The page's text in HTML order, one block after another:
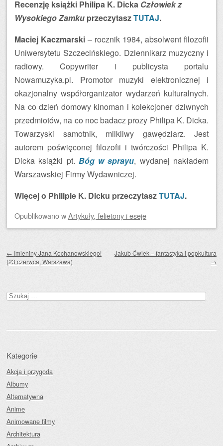
Recenzję książki Philipa K. Dicka Człowiek z
Wysokiego Zamku przeczytaszTUTAJ.
Maciej Kaczmarski – rocznik 1984, absolwent filozofii
Uniwersytetu Szczecińskiego. Dziennikarz muzyczny i
radiowy. Copywriter i publicysta portalu
Nowamuzyka.pl. Promotor muzyki elektronicznej i
okazjonalny współorganizator wydarzeń kulturalnych.
Na co dzień domowy kinoman i kolekcjoner dziwnych
przedmiotów, na co noc badacz prozy Philipa K. Dicka.
Towarzyski samotnik, milkliwy gawędziarz. Jest
autorem poświęconej filozofii i twórczości Philipa K.
Dicka książki pt. Bóg w sprayu, wydanej nakładem
Warszawskiej Firmy Wydawniczej.
Więcej o Philipie K. Dicku przeczytaszTUTAJ.
OpublikowanowArtykuły, felietony i eseje
← Imieniny Jana Kochanowskiego!
(23 czerwca, Warszawa)
Jakub Ćwiek – fantastyka i popkultura
→
Szukaj:
Kategorie
Akcja i przygoda
Albumy
Alternatywna
Anime
Animowane filmy
Architektura